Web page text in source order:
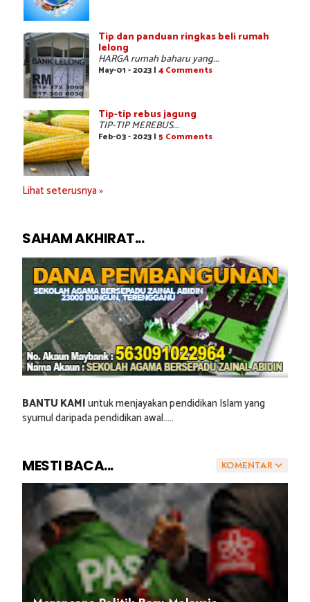
Tip dan panduan ringkas beli rumah
lelong
HARGA rumah baharu yang...
May-01 - 2023 | 4 Comments
Tip-tip rebus jagung
TIP-TIP MEREBUS...
Feb-03 - 2023 | 5 Comments
Lihat seterusnya »
SAHAM AKHIRAT...
BANTU KAMIuntuk menjayakan pendidikan Islam yang
syumul daripada pendidikan awal.....
KOMENTAR
MESTI BACA...